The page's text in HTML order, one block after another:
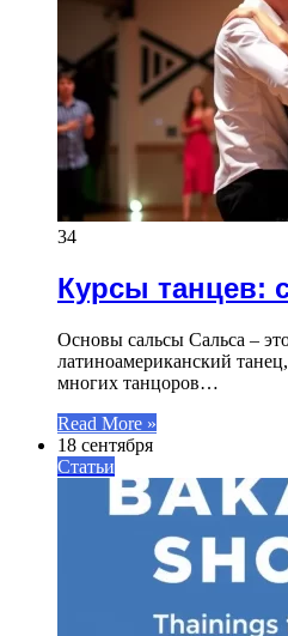
34
Курсы танцев:
Основы сальсы Сальса –
латиноамериканский
многих танцоров…
Read More »
18 сентября
Статьи